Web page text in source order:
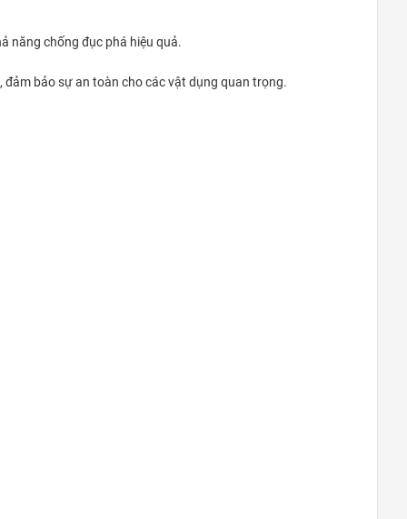
năng chống đục phá hiệu quả.
đảm bảo sự an toàn cho các vật dụng quan trọng.